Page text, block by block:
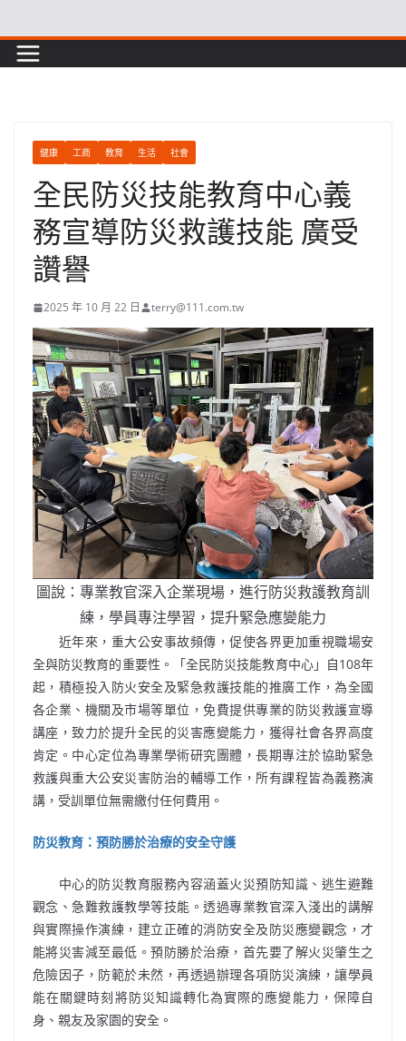
to
content
健康 工商 教育 生活 社會
全民防災技能教育中心義
務宣導防災救護技能 廣受
讚譽
2025 年 10 月 22 日 terry@111.com.tw
圖說：專業教官深入企業現場，進行防災救護教育訓
練，學員專注學習，提升緊急應變能力
近年來，重大公安事故頻傳，促使各界更加重視職場安
全與防災教育的重要性。「全民防災技能教育中心」自108年
起，積極投入防火安全及緊急救護技能的推廣工作，為全國
各企業、機關及市場等單位，免費提供專業的防災救護宣導
講座，致力於提升全民的災害應變能力，獲得社會各界高度
肯定。中心定位為專業學術研究團體，長期專注於協助緊急
救護與重大公安災害防治的輔導工作，所有課程皆為義務演
講，受訓單位無需繳付任何費用。
防災教育：預防勝於治療的安全守護
中心的防災教育服務內容涵蓋火災預防知識、逃生避難
觀念、急難救護教學等技能。透過專業教官深入淺出的講解
與實際操作演練，建立正確的消防安全及防災應變觀念，才
能將災害減至最低。預防勝於治療，首先要了解火災肇生之
危險因子，防範於未然，再透過辦理各項防災演練，讓學員
能在關鍵時刻將防災知識轉化為實際的應變能力，保障自
身、親友及家園的安全。